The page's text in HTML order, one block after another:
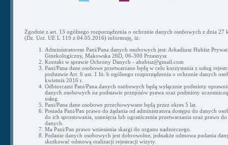
Zgodnie z art. 13 ogólnego rozporządzenia o ochronie danych osobowych z dnia 27
(Dz. Urz. UE L 119 z 04.05.2016) informuję, iż:
Administratorem Pani/Pana danych osobowych jest: Arkadiusz Hubisz
Ginekologiczny, Makowska 26D, 06-300 Przasnysz
Kontakt w sprawie Ochrony Danych - ahubisz@gmail.com
Pani/Pana dane osobowe przetwarzane będą w celu korzystania z usług
podstawie Art. 6 ust. 1 lit. b ogólnego rozporządzenia o ochronie danych
kwietnia 2016 r.
Odbiorcami Pani/Pana danych osobowych będą wyłącznie podmioty
danych osobowych na podstawie przepisów prawa oraz podmioty
usług.
Pani/Pana dane osobowe przechowywane będą przez okres 5 lat.
Posiada Pani/Pan prawo do żądania od administratora dostępu do danych
do ich sprostowania, usunięcia lub ograniczenia przetwarzania oraz prawo do
danych.
Ma Pani/Pan prawo wniesienia skargi do organu nadzorczego.
Podanie danych osobowych jest dobrowolne, jednakże odmowa podania
skutkować odmową realizacji rejestracji wizyty.